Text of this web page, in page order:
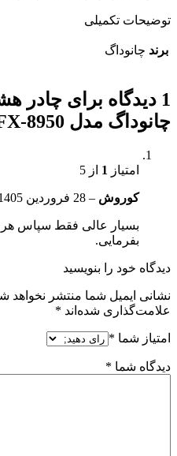
توضیحات تکمیلی
برند چانوداگ
1 دیدگاه برای
چادر
چانوداگ مدل FX-8950
امتیاز 1 از 5
کوروش – 28 فروردین 1405
بسیار عالی فقط سپاس هر
بفرمایی.
دیدگاه خود را بنویسید
نشانی ایمیل شما منتشر نخواهد
علامت‌گذاری شده‌اند *
امتیاز شما *
دیدگاه شما *